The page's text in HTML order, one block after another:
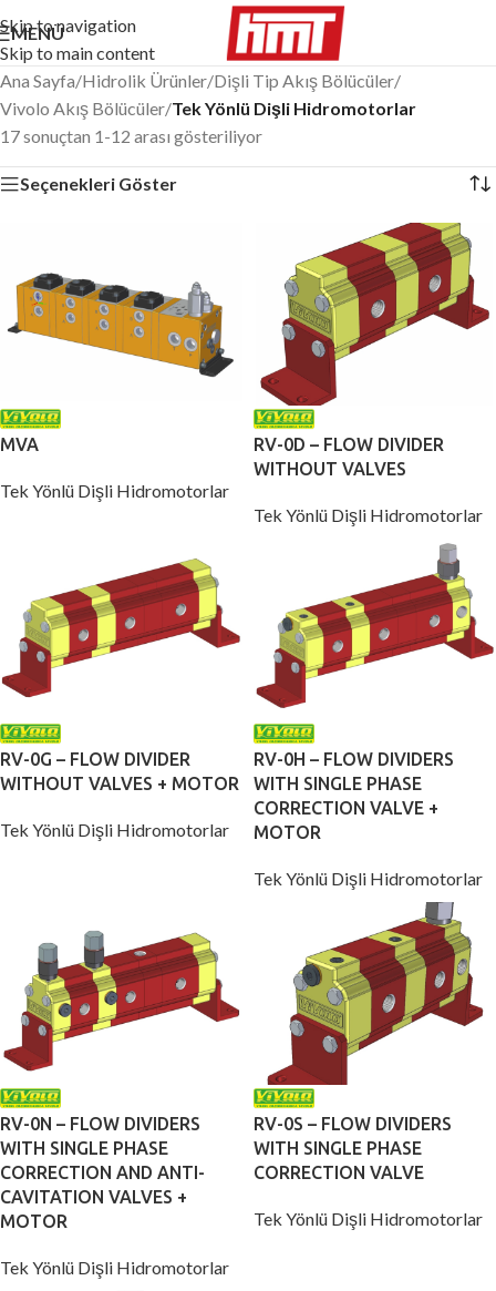
Skip to navigation
Skip to main content
MENÜ
Ana Sayfa/Hidrolik Ürünler/Dişli Tip Akış Bölücüler/
Vivolo Akış Bölücüler/Tek Yönlü Dişli Hidromotorlar
17 sonuçtan 1-12 arası gösteriliyor
Seçenekleri Göster
MVA
Tek Yönlü Dişli Hidromotorlar
RV-0D – FLOW DIVIDER
WITHOUT VALVES
Tek Yönlü Dişli Hidromotorlar
RV-0G – FLOW DIVIDER
WITHOUT VALVES + MOTOR
Tek Yönlü Dişli Hidromotorlar
RV-0H – FLOW DIVIDERS
WITH SINGLE PHASE
CORRECTION VALVE +
MOTOR
Tek Yönlü Dişli Hidromotorlar
RV-0N – FLOW DIVIDERS
WITH SINGLE PHASE
CORRECTION AND ANTI-
CAVITATION VALVES +
MOTOR
Tek Yönlü Dişli Hidromotorlar
RV-0S – FLOW DIVIDERS
WITH SINGLE PHASE
CORRECTION VALVE
Tek Yönlü Dişli Hidromotorlar